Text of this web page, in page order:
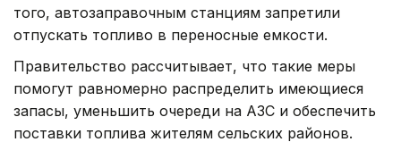
того, автозаправочным станциям запретили
отпускать топливо в переносные емкости.
Правительство рассчитывает, что такие меры
помогут равномерно распределить имеющиеся
запасы, уменьшить очереди на АЗС и обеспечить
поставки топлива жителям сельских районов.